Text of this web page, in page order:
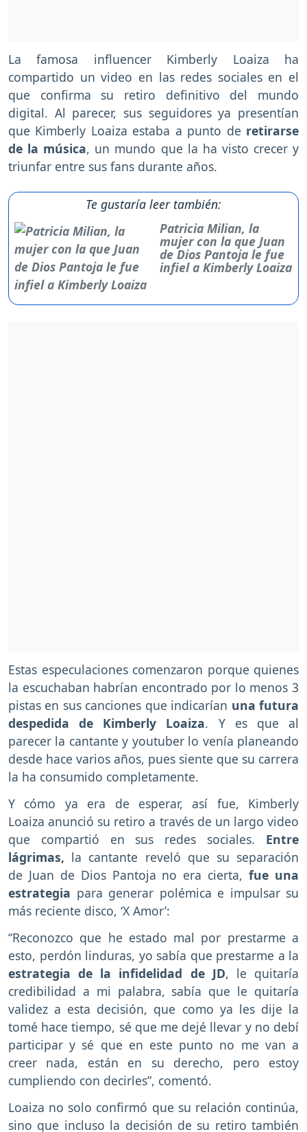
La famosa influencer Kimberly Loaiza ha
compartido un video en las redes sociales en el
que confirma su retiro definitivo del mundo
digital. Al parecer, sus seguidores ya presentían
que Kimberly Loaiza estaba a punto de retirarse
de la música, un mundo que la ha visto crecer y
triunfar entre sus fans durante años.
Te gustaría leer también:
Patricia Milian, la
mujer con la que Juan
de Dios Pantoja le fue
infiel a Kimberly Loaiza
Estas especulaciones comenzaron porque quienes
la escuchaban habrían encontrado por lo menos 3
pistas en sus canciones que indicarían una futura
despedida de Kimberly Loaiza. Y es que al
parecer la cantante y youtuber lo venía planeando
desde hace varios años, pues siente que su carrera
la ha consumido completamente.
Y cómo ya era de esperar, así fue, Kimberly
Loaiza anunció su retiro a través de un largo video
que compartió en sus redes sociales. Entre
lágrimas, la cantante reveló que su separación
de Juan de Dios Pantoja no era cierta,fue una
estrategia para generar polémica e impulsar su
más reciente disco, ‘X Amor’:
“Reconozco que he estado mal por prestarme a
esto, perdón linduras, yo sabía que prestarme a la
estrategia de la infidelidad de JD, le quitaría
credibilidad a mi palabra, sabía que le quitaría
validez a esta decisión, que como ya les dije la
tomé hace tiempo, sé que me dejé llevar y no debí
participar y sé que en este punto no me van a
creer nada, están en su derecho, pero estoy
cumpliendo con decirles”, comentó.
Loaiza no solo confirmó que su relación continúa,
sino que incluso la decisión de su retiro también